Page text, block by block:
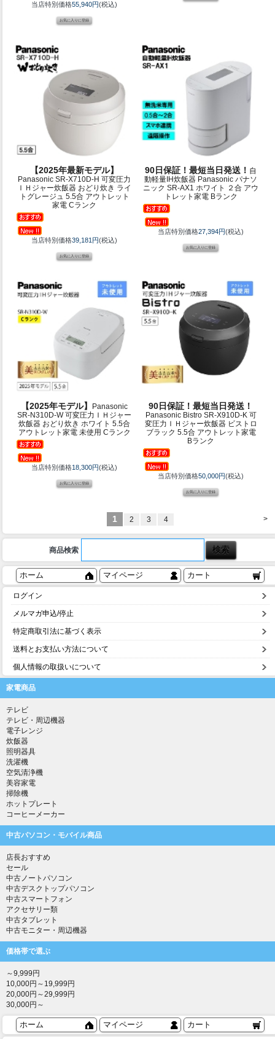
当店特別価格55,940円(税込)
【2025年最新モデル】
Panasonic SR-X710D-H 可変圧力
ＩＨジャー炊飯器 おどり炊き ライ
トグレージュ 5.5合 アウトレット
家電 Cランク
当店特別価格39,181円(税込)
90日保証！最短当日発送！ 自
動軽量IH炊飯器 Panasonic パナソ
ニック SR-AX1 ホワイト ２合 アウ
トレット家電 Bランク
当店特別価格27,394円(税込)
【2025年モデル】
Panasonic
SR-N310D-W 可変圧力ＩＨジャー
炊飯器 おどり炊き ホワイト 5.5合
アウトレット家電 未使用 Cランク
当店特別価格18,300円(税込)
90日保証！最短当日発送！
Panasonic Bistro SR-X910D-K 可
変圧力ＩＨジャー炊飯器 ビストロ
ブラック 5.5合 アウトレット家電
Bランク
当店特別価格50,000円(税込)
>
1 2 3 4
商品検索
ホーム マイページ カート
ログイン
メルマガ申込/停止
特定商取引法に基づく表示
送料とお支払い方法について
個人情報の取扱いについて
家電商品
テレビ
テレビ・周辺機器
電子レンジ
炊飯器
照明器具
洗濯機
空気清浄機
美容家電
掃除機
ホットプレート
コーヒーメーカー
中古パソコン・モバイル商品
店長おすすめ
セール
中古ノートパソコン
中古デスクトップパソコン
中古スマートフォン
アクセサリー類
中古タブレット
中古モニター・周辺機器
価格帯で選ぶ
～9,999円
10,000円～19,999円
20,000円～29,999円
30,000円～
ホーム マイページ カート